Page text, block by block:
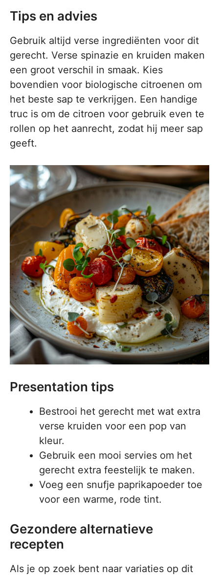
Tips en advies
Gebruik altijd verse ingrediënten voor dit
gerecht. Verse spinazie en kruiden maken
een groot verschil in smaak. Kies
bovendien voor biologische citroenen om
het beste sap te verkrijgen. Een handige
truc is om de citroen voor gebruik even te
rollen op het aanrecht, zodat hij meer sap
geeft.
Presentation tips
Bestrooi het gerecht met wat extra
verse kruiden voor een pop van
kleur.
Gebruik een mooi servies om het
gerecht extra feestelijk te maken.
Voeg een snufje paprikapoeder toe
voor een warme, rode tint.
Gezondere alternatieve
recepten
Als je op zoek bent naar variaties op dit